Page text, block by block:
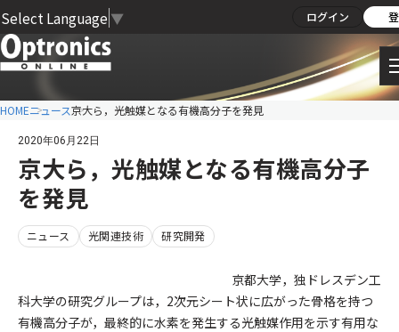
Select Language ▼ ログイン
HOMEニュース京大ら，光触媒となる有機高分子を発見
2020年06月22日
京大ら，光触媒となる有機高分子
を発見
ニュース 光関連技術 研究開発
京都大学，独ドレスデン工
科大学の研究グループは，2次元シート状に広がった骨格を持つ
有機高分子が，最終的に水素を発生する光触媒作用を示す有用な